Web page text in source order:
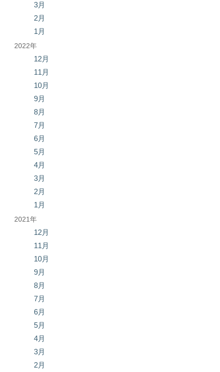
3月
2月
1月
2022年
12月
11月
10月
9月
8月
7月
6月
5月
4月
3月
2月
1月
2021年
12月
11月
10月
9月
8月
7月
6月
5月
4月
3月
2月